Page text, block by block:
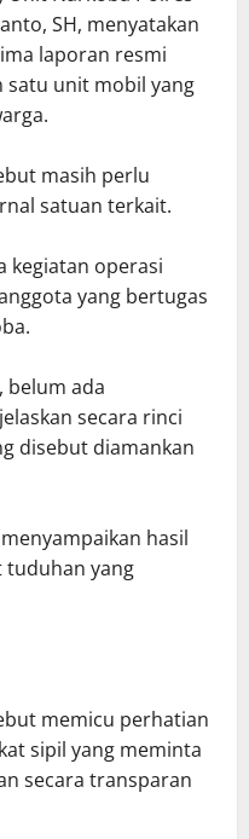
SH, menyatakan
laporan resmi
satu unit mobil yang
masih perlu
satuan terkait.
kegiatan operasi
yang bertugas
belum ada
secara rinci
disebut diamankan
hasil
tuduhan yang
memicu perhatian
sipil yang meminta
secara transparan